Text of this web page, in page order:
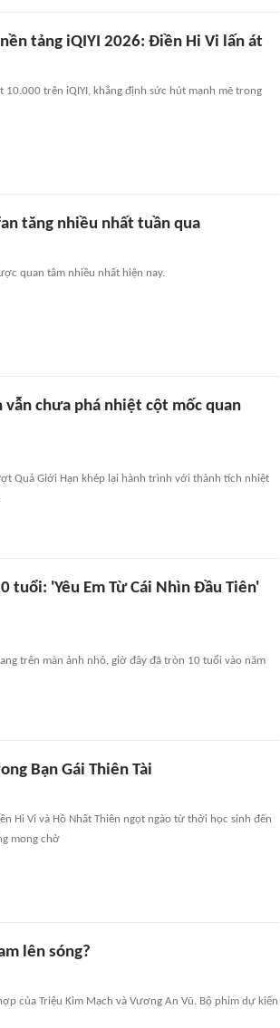
tảng iQIYI 2026: Điền Hi Vi lấn át
trên iQIYI, khẳng định sức hút mạnh mẽ trong
tăng nhiều nhất tuần qua
quan tâm nhiều nhất hiện nay.
chưa phá nhiệt cột mốc quan
Quá Giới Hạn khép lại hành trình với thành tích nhiệt
tuổi: 'Yêu Em Từ Cái Nhìn Đầu Tiên'
trên màn ảnh nhỏ, giờ đây đã tròn 10 tuổi vào năm
Bạn Gái Thiên Tài
Hi Vi và Hồ Nhất Thiên ngọt ngào từ thời học sinh đến
mong chờ
lên sóng?
của Triệu Kim Mạch và Vương An Vũ. Bộ phim dự kiến